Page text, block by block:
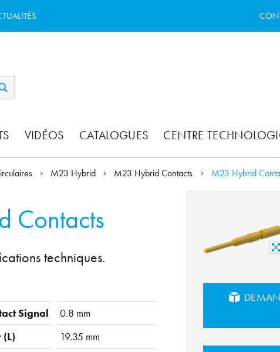
VIDÉOS CATALOGUES CENTRE
M23 Hybrid M23 Hybrid Contacts M23 Hybrid
Contacts
techniques.
Signal
0.8 mm
19.35 mm